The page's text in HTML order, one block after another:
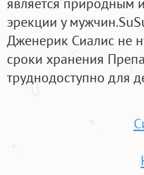
эрекции у
Дженерик Сиалис не
сроки хранения
труднодоступно для